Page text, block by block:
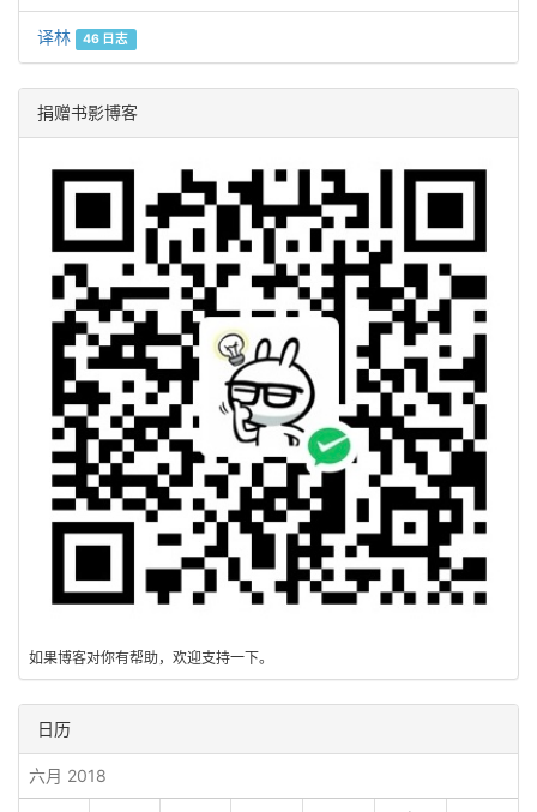
译林 46 日志
捐赠书影博客
如果博客对你有帮助，欢迎支持一下。
日历
六月 2018